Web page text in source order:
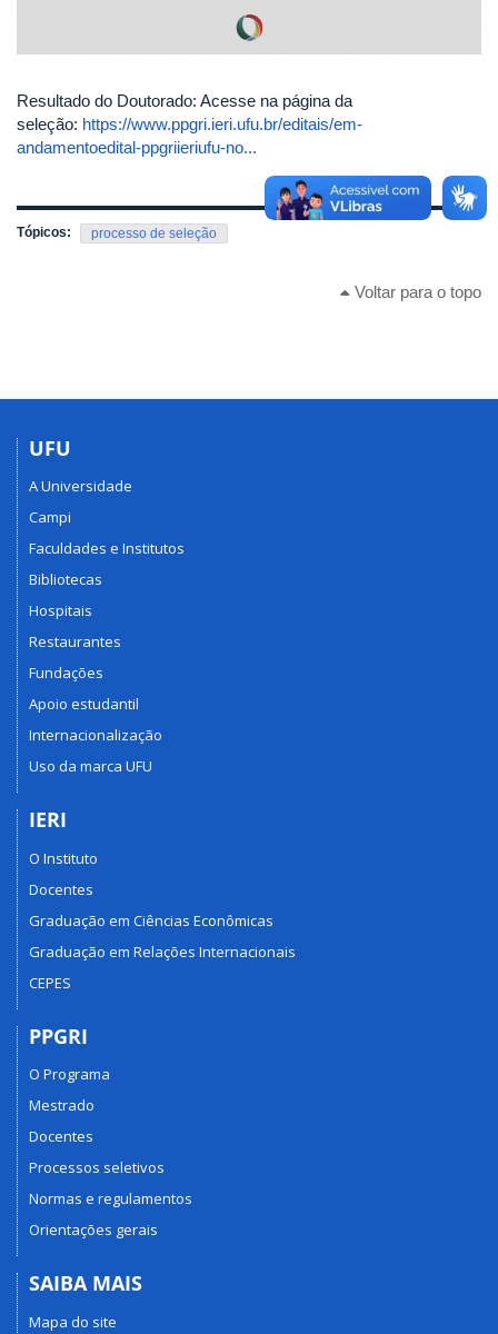
Resultado do Doutorado: Acesse na página da
seleção: https://www.ppgri.ieri.ufu.br/editais/em-
andamentoedital-ppgriieriufu-no...
Tópicos: processo de seleção
Voltar para o topo
UFU
A Universidade
Campi
Faculdades e Institutos
Bibliotecas
Hospitais
Restaurantes
Fundações
Apoio estudantil
Internacionalização
Uso da marca UFU
IERI
O Instituto
Docentes
Graduação em Ciências Econômicas
Graduação em Relações Internacionais
CEPES
PPGRI
O Programa
Mestrado
Docentes
Processos seletivos
Normas e regulamentos
Orientações gerais
SAIBA MAIS
Mapa do site